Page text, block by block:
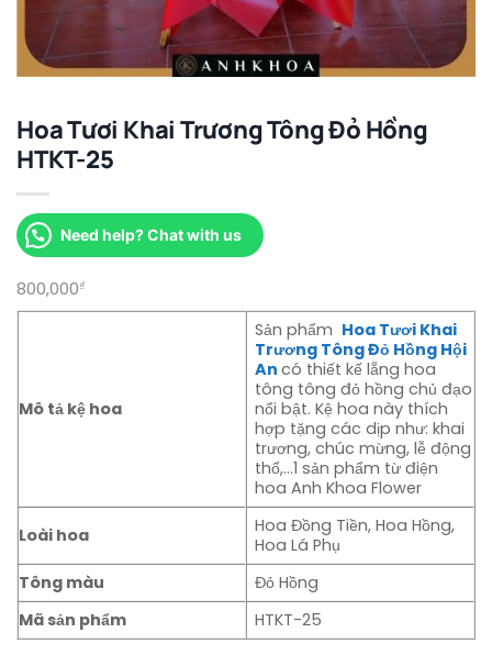
Hoa Tươi Khai Trương Tông Đỏ Hồng
HTKT-25
Need help? Chat with us
800,000₫
Mô tả kệ hoa
Sản phẩm Hoa Tươi Khai
Trương Tông Đỏ Hồng Hội
Ancó thiết kế lẵng hoa
tông tông đỏ hồng chủ đạo
nổi bật. Kệ hoa này thích
hợp tặng các dịp như: khai
trương, chúc mừng, lễ động
thổ,…1 sản phẩm từ điện
hoa Anh Khoa Flower
Loài hoa
Hoa Đồng Tiền, Hoa Hồng,
Hoa Lá Phụ
Tông màu
Đỏ Hồng
Mã sản phẩm
HTKT-25